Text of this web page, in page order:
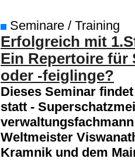
Seminare / Training
Erfolgreich mit
Ein Repertoire für
oder -feiglinge?
Dieses Seminar
statt -
Weltmeister
Kramnik und dem